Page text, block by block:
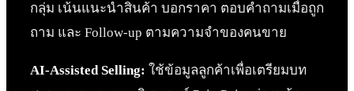
กลุ่ม เน้นแนะนำสินค้า บอกราคา ตอบคำถามเมื่อถูก
ถาม และ Follow-up ตามความจำของคนขาย
AI-Assisted Selling: ใช้ข้อมูลลูกค้าเพื่อเตรียมบท